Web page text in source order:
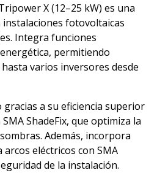
X (12–25 kW) es una
fotovoltaicas
Integra funciones
permitiendo
varios inversores desde
a su eficiencia superior
ShadeFix, que optimiza la
Además, incorpora
eléctricos con SMA
de la instalación.